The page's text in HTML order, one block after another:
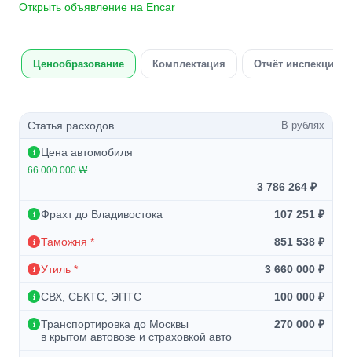
Открыть объявление на Encar
Ценообразование Комплектация Отчёт инспекции
Статья расходов В рублях
Цена автомобиля
66 000 000 ₩
3 786 264 ₽
Фрахт до Владивостока 107 251 ₽
Таможня * 851 538 ₽
Утиль * 3 660 000 ₽
СВХ, СБКТС, ЭПТС 100 000 ₽
Транспортировка до Москвы
в крытом автовозе и страховкой авто
270 000 ₽